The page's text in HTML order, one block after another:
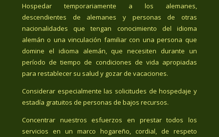
Hospedar temporariamente a los alemanes,
descendientes de alemanes y personas de otras
nacionalidades que tengan conocimiento del idioma
alemán o una vinculación familiar con una persona que
domine el idioma alemán, que necesiten durante un
período de tiempo de condiciones de vida apropiadas
para restablecer su salud y gozar de vacaciones.
Considerar especialmente las solicitudes de hospedaje y
estadía gratuitos de personas de bajos recursos.
Concentrar nuestros esfuerzos en prestar todos los
servicios en un marco hogareño, cordial, de respeto